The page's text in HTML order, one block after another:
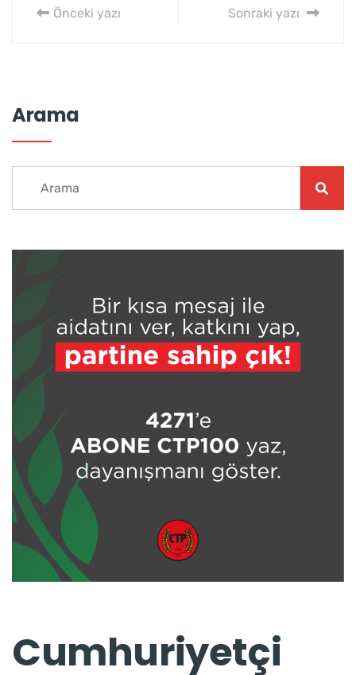
Önceki yazı Sonraki yazı
Arama
Cumhuriyetçi